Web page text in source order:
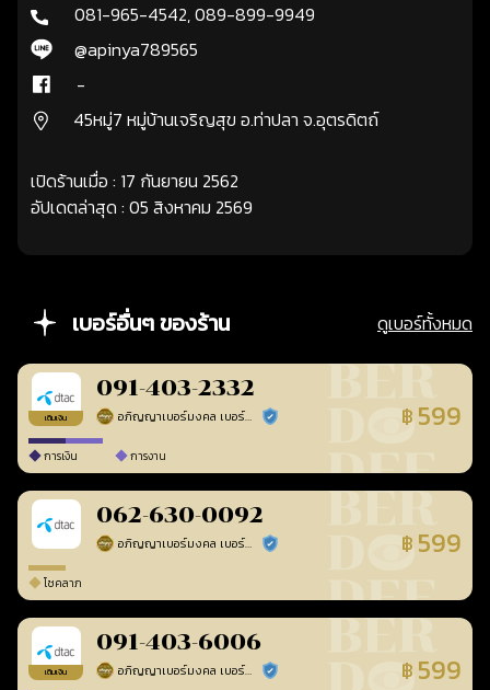
081-965-4542,089-899-9949
@apinya789565
-
45หมู่7 หมู่บ้านเจริญสุข อ.ท่าปลา จ.อุตรดิตถ์
เปิดร้านเมื่อ : 17 กันยายน 2562
อัปเดตล่าสุด : 05 สิงหาคม 2569
เบอร์อื่นๆ ของร้าน ดูเบอร์ทั้งหมด
เติมเงิน
091-403-2332
อภิญญาเบอร์มงคล เบอร์สวยเลขศาสตร์ ร้านยืนยันแล้ว ฿ 599
การเงิน การงาน
062-630-0092
อภิญญาเบอร์มงคล เบอร์สวยเลขศาสตร์ ร้านยืนยันแล้ว ฿ 599
โชคลาภ
เติมเงิน
091-403-6006
อภิญญาเบอร์มงคล เบอร์สวยเลขศาสตร์ ร้านยืนยันแล้ว ฿ 599